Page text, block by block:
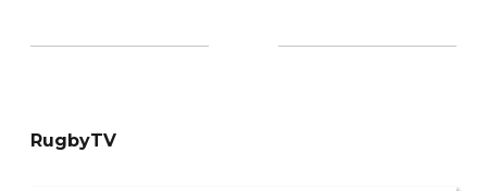
RugbyTV